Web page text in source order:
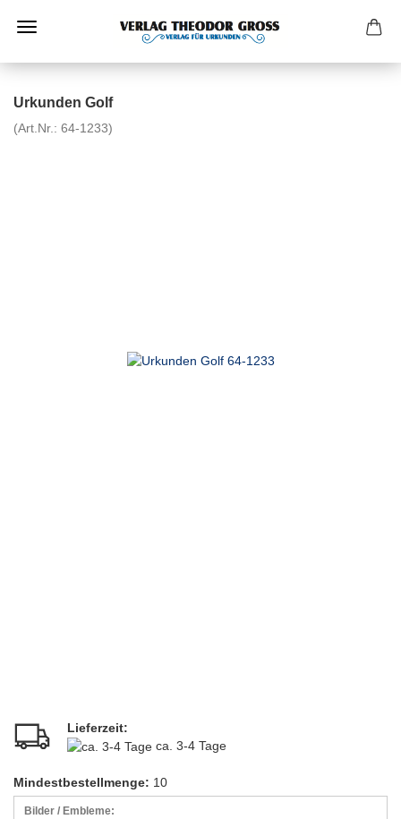
Urkunden Golf
(Art.Nr.: 64-1233)
Lieferzeit:
ca. 3-4 Tage
Mindestbestellmenge: 10
Bilder / Embleme: